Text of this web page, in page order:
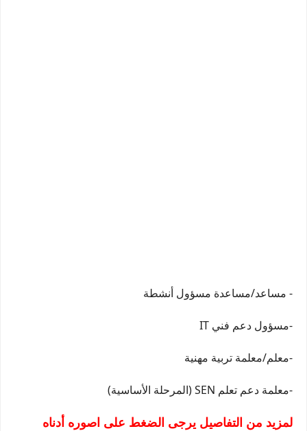
- مساعد/مساعدة مسؤول أنشطة
-مسؤول دعم فني IT
-معلم/معلمة تربية مهنية
-معلمة دعم تعلم SEN (المرحلة الأساسية)
لمزيد من التفاصيل يرجى الضغط على اصوره أدناه